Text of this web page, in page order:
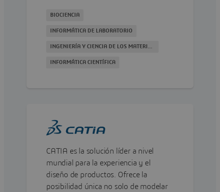
BIOCIENCIA
INFORMÁTICA DE LABORATORIO
INFORMÁTICA CIENTÍFICA
CATIA es la solución líder a nivel
mundial para la experiencia y el
diseño de productos. Ofrece la
posibilidad única no solo de modelar